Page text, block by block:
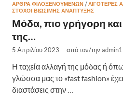
ΆΡΘΡΑ ΦΙΛΟΞΕΝΟΥΜΈΝΩΝ /ΛΙΓΌΤΕΡΕΣ
ΣΤΌΧΟΙ ΒΙΏΣΙΜΗΣ ΑΝΆΠΤΥΞΗΣ
Μόδα, πιο γρήγορη
της…
5 Απριλίου 2023 - από τον/την admin1
Η ταχεία αλλαγή της μόδας ή
γλώσσα μας το «fast fashion» έχει
διαστάσεις στην …